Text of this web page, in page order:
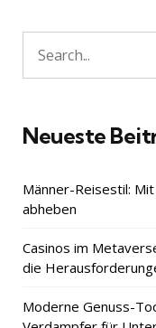
Search
for:
Neueste
Männer-Reisestil:
abheben
Casinos im
die
Moderne Genuss-